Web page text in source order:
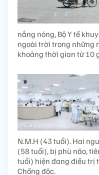
nắng nóng, Bộ Y tế
ngoài trời trong những
khoảng thời gian từ 10
N.M.H (43 tuổi). Hai
(58 tuổi), bị phù não,
tuổi) hiện đang điều trị
Chống độc.